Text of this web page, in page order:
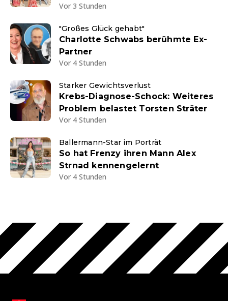
Vor 3 Stunden
"Großes Glück gehabt"
Charlotte Schwabs berühmte Ex-
Partner
Vor 4 Stunden
Starker Gewichtsverlust
Krebs-Diagnose-Schock: Weiteres
Problem belastet Torsten Sträter
Vor 4 Stunden
Ballermann-Star im Porträt
So hat Frenzy ihren Mann Alex
Strnad kennengelernt
Vor 4 Stunden